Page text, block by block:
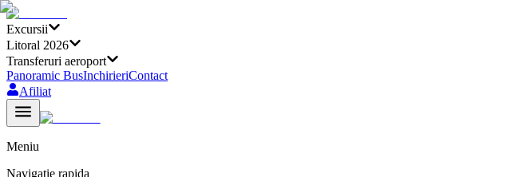
Excursii
Litoral 2026
Transferuri aeroport
Panoramic BusInchirieriContact
Afiliat
Meniu
Navigatie rapida